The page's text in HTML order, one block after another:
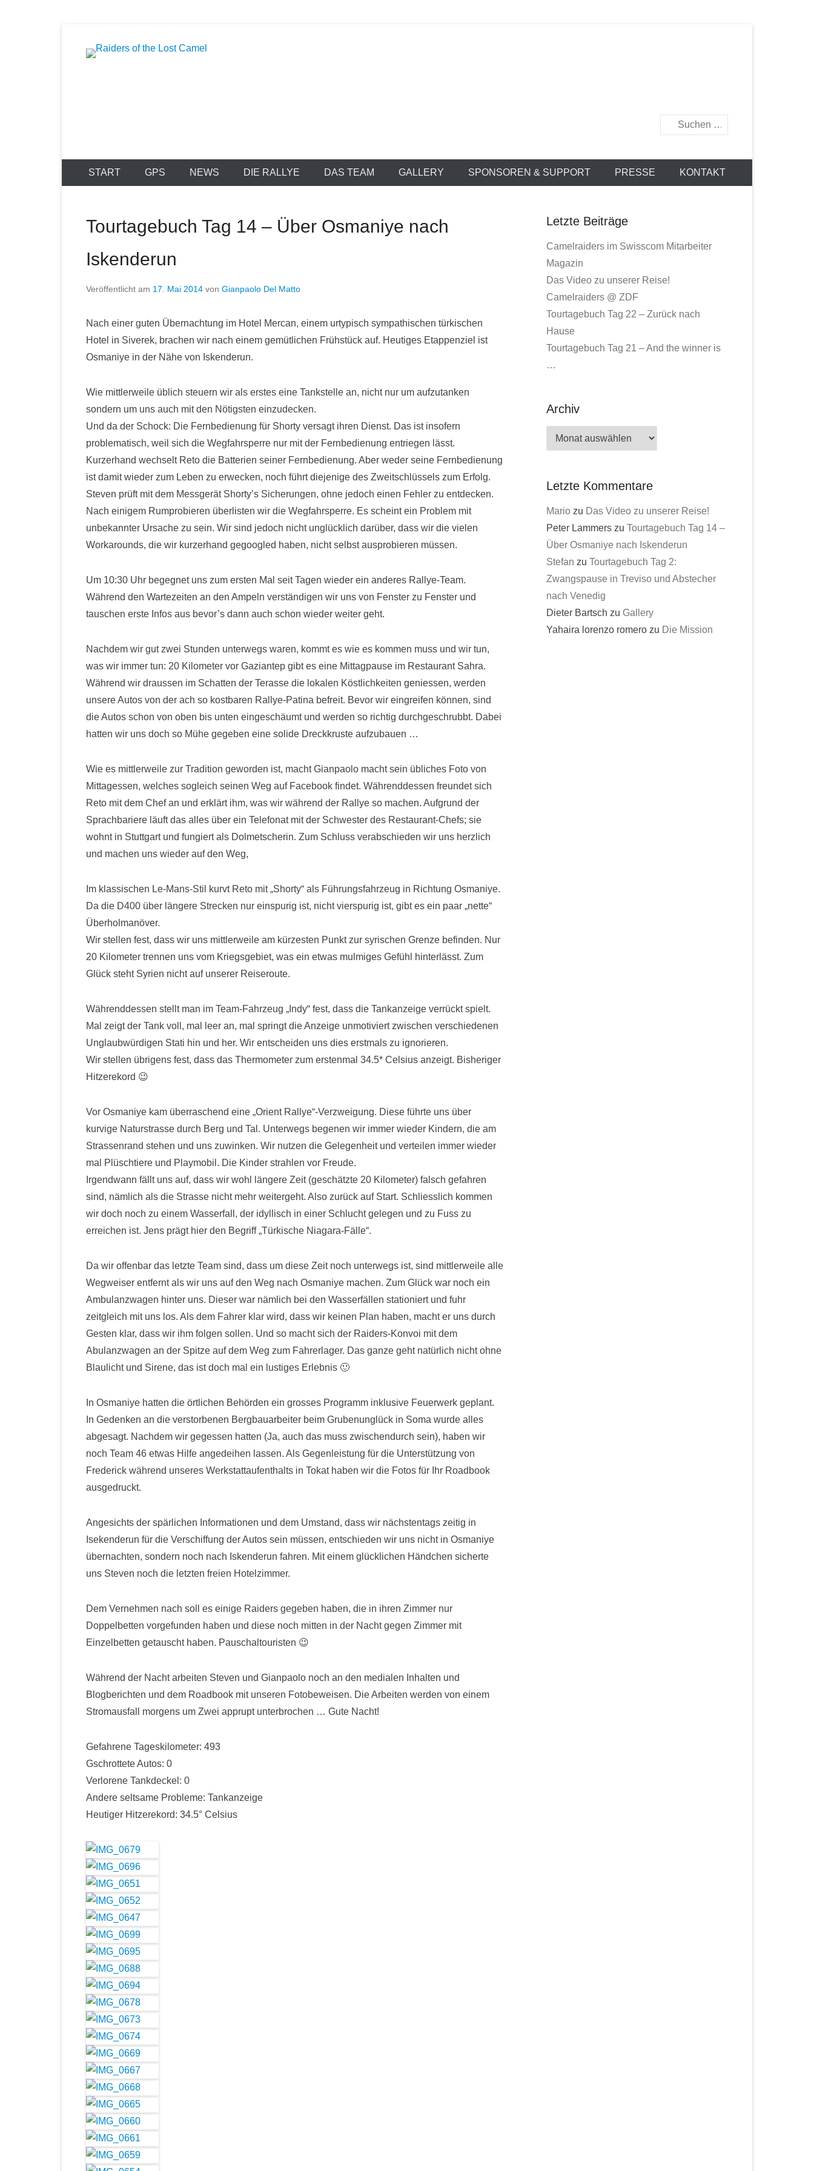
Suchen
START GPS NEWS DIE RALLYE DAS TEAM GALLERY SPONSOREN & SUPPORT PRESSE KONTAKT
Tourtagebuch Tag 14 – Über Osmaniye nach
Iskenderun
Veröffentlicht am 17. Mai 2014 von Gianpaolo Del Matto
Nach einer guten Übernachtung im Hotel Mercan, einem urtypisch sympathischen türkischen
Hotel in Siverek, brachen wir nach einem gemütlichen Frühstück auf. Heutiges Etappenziel ist
Osmaniye in der Nähe von Iskenderun.
Wie mittlerweile üblich steuern wir als erstes eine Tankstelle an, nicht nur um aufzutanken
sondern um uns auch mit den Nötigsten einzudecken.
Und da der Schock: Die Fernbedienung für Shorty versagt ihren Dienst. Das ist insofern
problematisch, weil sich die Wegfahrsperre nur mit der Fernbedienung entriegen lässt.
Kurzerhand wechselt Reto die Batterien seiner Fernbedienung. Aber weder seine Fernbedienung
ist damit wieder zum Leben zu erwecken, noch führt diejenige des Zweitschlüssels zum Erfolg.
Steven prüft mit dem Messgerät Shorty’s Sicherungen, ohne jedoch einen Fehler zu entdecken.
Nach einigem Rumprobieren überlisten wir die Wegfahrsperre. Es scheint ein Problem mit
unbekannter Ursache zu sein. Wir sind jedoch nicht unglücklich darüber, dass wir die vielen
Workarounds, die wir kurzerhand gegoogled haben, nicht selbst ausprobieren müssen.
Um 10:30 Uhr begegnet uns zum ersten Mal seit Tagen wieder ein anderes Rallye-Team.
Während den Wartezeiten an den Ampeln verständigen wir uns von Fenster zu Fenster und
tauschen erste Infos aus bevor’s dann auch schon wieder weiter geht.
Nachdem wir gut zwei Stunden unterwegs waren, kommt es wie es kommen muss und wir tun,
was wir immer tun: 20 Kilometer vor Gaziantep gibt es eine Mittagpause im Restaurant Sahra.
Während wir draussen im Schatten der Terasse die lokalen Köstlichkeiten geniessen, werden
unsere Autos von der ach so kostbaren Rallye-Patina befreit. Bevor wir eingreifen können, sind
die Autos schon von oben bis unten eingeschäumt und werden so richtig durchgeschrubbt. Dabei
hatten wir uns doch so Mühe gegeben eine solide Dreckkruste aufzubauen …
Wie es mittlerweile zur Tradition geworden ist, macht Gianpaolo macht sein übliches Foto von
Mittagessen, welches sogleich seinen Weg auf Facebook findet. Währenddessen freundet sich
Reto mit dem Chef an und erklärt ihm, was wir während der Rallye so machen. Aufgrund der
Sprachbariere läuft das alles über ein Telefonat mit der Schwester des Restaurant-Chefs; sie
wohnt in Stuttgart und fungiert als Dolmetscherin. Zum Schluss verabschieden wir uns herzlich
und machen uns wieder auf den Weg,
Im klassischen Le-Mans-Stil kurvt Reto mit „Shorty“ als Führungsfahrzeug in Richtung Osmaniye.
Da die D400 über längere Strecken nur einspurig ist, nicht vierspurig ist, gibt es ein paar „nette“
Überholmanöver.
Wir stellen fest, dass wir uns mittlerweile am kürzesten Punkt zur syrischen Grenze befinden. Nur
20 Kilometer trennen uns vom Kriegsgebiet, was ein etwas mulmiges Gefühl hinterlässt. Zum
Glück steht Syrien nicht auf unserer Reiseroute.
Währenddessen stellt man im Team-Fahrzeug „Indy“ fest, dass die Tankanzeige verrückt spielt.
Mal zeigt der Tank voll, mal leer an, mal springt die Anzeige unmotiviert zwischen verschiedenen
Unglaubwürdigen Stati hin und her. Wir entscheiden uns dies erstmals zu ignorieren.
Wir stellen übrigens fest, dass das Thermometer zum erstenmal 34.5* Celsius anzeigt. Bisheriger
Hitzerekord 😉
Vor Osmaniye kam überraschend eine „Orient Rallye“-Verzweigung. Diese führte uns über
kurvige Naturstrasse durch Berg und Tal. Unterwegs begenen wir immer wieder Kindern, die am
Strassenrand stehen und uns zuwinken. Wir nutzen die Gelegenheit und verteilen immer wieder
mal Plüschtiere und Playmobil. Die Kinder strahlen vor Freude.
Irgendwann fällt uns auf, dass wir wohl längere Zeit (geschätzte 20 Kilometer) falsch gefahren
sind, nämlich als die Strasse nicht mehr weitergeht. Also zurück auf Start. Schliesslich kommen
wir doch noch zu einem Wasserfall, der idyllisch in einer Schlucht gelegen und zu Fuss zu
erreichen ist. Jens prägt hier den Begriff „Türkische Niagara-Fälle“.
Da wir offenbar das letzte Team sind, dass um diese Zeit noch unterwegs ist, sind mittlerweile alle
Wegweiser entfernt als wir uns auf den Weg nach Osmaniye machen. Zum Glück war noch ein
Ambulanzwagen hinter uns. Dieser war nämlich bei den Wasserfällen stationiert und fuhr
zeitgleich mit uns los. Als dem Fahrer klar wird, dass wir keinen Plan haben, macht er uns durch
Gesten klar, dass wir ihm folgen sollen. Und so macht sich der Raiders-Konvoi mit dem
Abulanzwagen an der Spitze auf dem Weg zum Fahrerlager. Das ganze geht natürlich nicht ohne
Blaulicht und Sirene, das ist doch mal ein lustiges Erlebnis 🙂
In Osmaniye hatten die örtlichen Behörden ein grosses Programm inklusive Feuerwerk geplant.
In Gedenken an die verstorbenen Bergbauarbeiter beim Grubenunglück in Soma wurde alles
abgesagt. Nachdem wir gegessen hatten (Ja, auch das muss zwischendurch sein), haben wir
noch Team 46 etwas Hilfe angedeihen lassen. Als Gegenleistung für die Unterstützung von
Frederick während unseres Werkstattaufenthalts in Tokat haben wir die Fotos für Ihr Roadbook
ausgedruckt.
Angesichts der spärlichen Informationen und dem Umstand, dass wir nächstentags zeitig in
Isekenderun für die Verschiffung der Autos sein müssen, entschieden wir uns nicht in Osmaniye
übernachten, sondern noch nach Iskenderun fahren. Mit einem glücklichen Händchen sicherte
uns Steven noch die letzten freien Hotelzimmer.
Dem Vernehmen nach soll es einige Raiders gegeben haben, die in ihren Zimmer nur
Doppelbetten vorgefunden haben und diese noch mitten in der Nacht gegen Zimmer mit
Einzelbetten getauscht haben. Pauschaltouristen 😉
Während der Nacht arbeiten Steven und Gianpaolo noch an den medialen Inhalten und
Blogberichten und dem Roadbook mit unseren Fotobeweisen. Die Arbeiten werden von einem
Stromausfall morgens um Zwei apprupt unterbrochen … Gute Nacht!
Gefahrene Tageskilometer: 493
Gschrottete Autos: 0
Verlorene Tankdeckel: 0
Andere seltsame Probleme: Tankanzeige
Heutiger Hitzerekord: 34.5° Celsius
Letzte Beiträge
Camelraiders im Swisscom Mitarbeiter
Magazin
Das Video zu unserer Reise!
Camelraiders @ ZDF
Tourtagebuch Tag 22 – Zurück nach
Hause
Tourtagebuch Tag 21 – And the winner is
…
Archiv
Archiv
Letzte Kommentare
Mario zu Das Video zu unserer Reise!
Peter Lammers zu Tourtagebuch Tag 14 –
Über Osmaniye nach Iskenderun
Stefan zu Tourtagebuch Tag 2:
Zwangspause in Treviso und Abstecher
nach Venedig
Dieter Bartsch zu Gallery
Yahaira lorenzo romero zu Die Mission